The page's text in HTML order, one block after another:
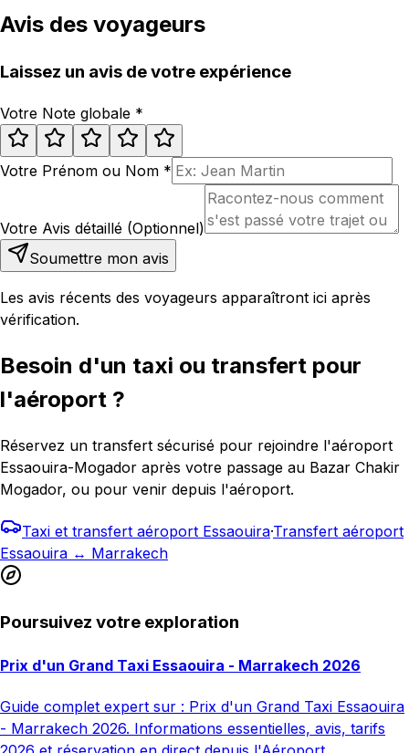
Avis des voyageurs
Laissez un avis de votre expérience
Votre Note globale *
Votre Prénom ou Nom *
Votre Avis détaillé (Optionnel)
Soumettre mon avis
Les avis récents des voyageurs apparaîtront ici après
vérification.
Besoin d'un taxi ou transfert pour
l'aéroport ?
Réservez un transfert sécurisé pour rejoindre l'aéroport
Essaouira-Mogador après votre passage au Bazar Chakir
Mogador, ou pour venir depuis l'aéroport.
Taxi et transfert aéroport Essaouira·Transfert aéroport
Essaouira ↔ Marrakech
Poursuivez votre exploration
Prix d'un Grand Taxi Essaouira - Marrakech 2026
Guide complet expert sur : Prix d'un Grand Taxi Essaouira
- Marrakech 2026. Informations essentielles, avis, tarifs